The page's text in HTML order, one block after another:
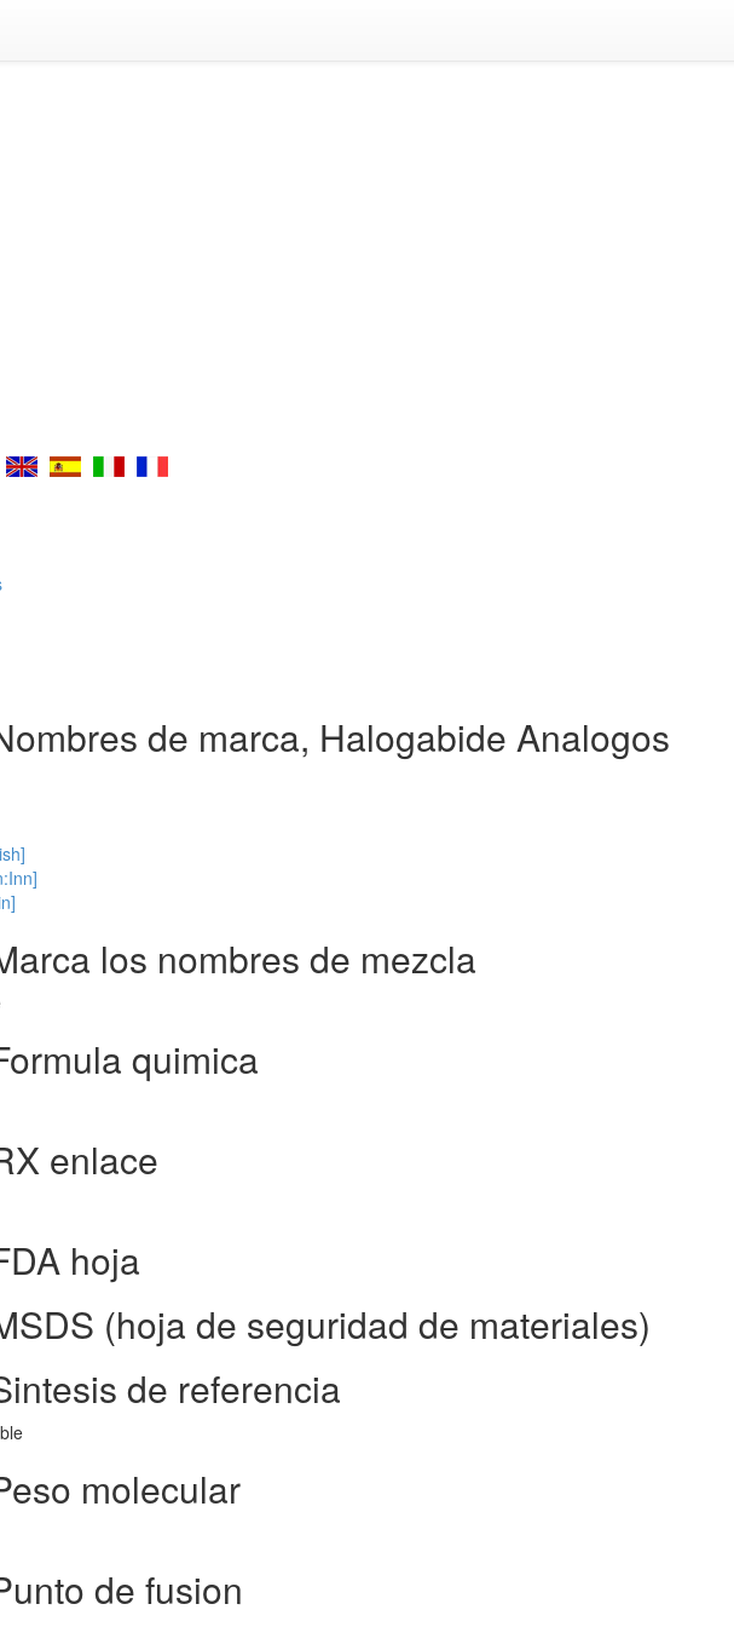
de marca, Halogabide Analogos
los nombres de mezcla
quimica
enlace
hoja
(hoja de seguridad de materiales)
de referencia
molecular
de fusion